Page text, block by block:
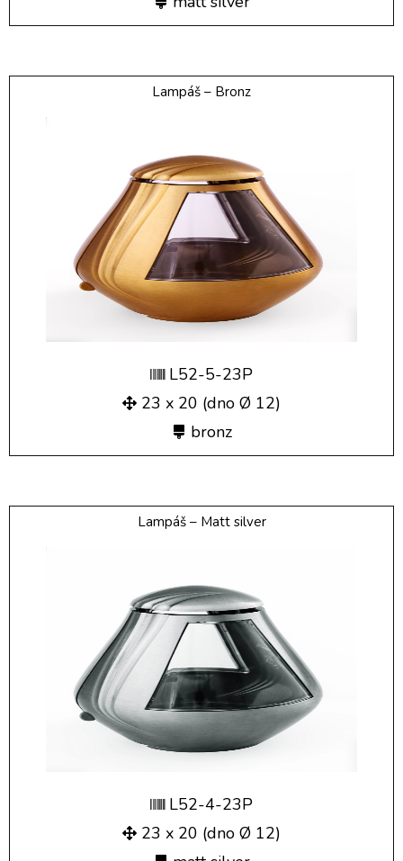
Lampáš – Bronz
L52-5-23P
23 x 20 (dno Ø 12)
bronz
Lampáš – Matt silver
L52-4-23P
23 x 20 (dno Ø 12)